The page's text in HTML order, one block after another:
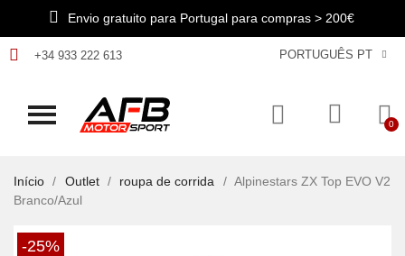
Envio gratuito para Portugal para compras > 200€
+34 933 222 613 PORTUGUÊS PT
Início Outlet roupa de corrida
Alpinestars ZX Top EVO V2
Branco/Azul
-25%